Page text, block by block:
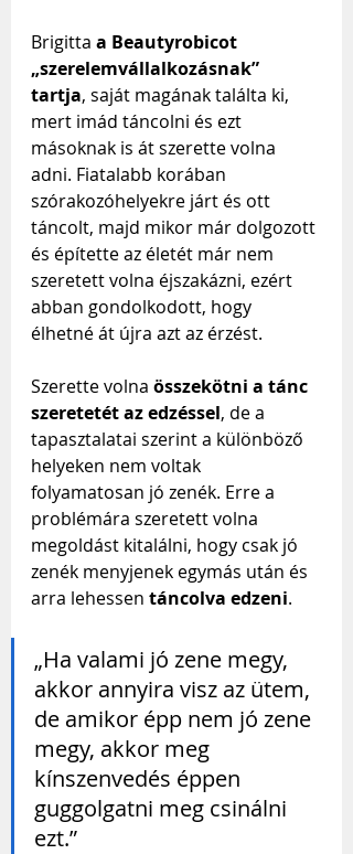
Brigitta a Beautyrobicot
„szerelemvállalkozásnak”
tartja, saját magának találta ki,
mert imád táncolni és ezt
másoknak is át szerette volna
adni. Fiatalabb korában
szórakozóhelyekre járt és ott
táncolt, majd mikor már dolgozott
és építette az életét már nem
szeretett volna éjszakázni, ezért
abban gondolkodott, hogy
élhetné át újra azt az érzést.
Szerette volna összekötni a tánc
szeretetét az edzéssel, de a
tapasztalatai szerint a különböző
helyeken nem voltak
folyamatosan jó zenék. Erre a
problémára szeretett volna
megoldást kitalálni, hogy csak jó
zenék menyjenek egymás után és
arra lehessen táncolva edzeni.
„Ha valami jó zene megy,
akkor annyira visz az ütem,
de amikor épp nem jó zene
megy, akkor meg
kínszenvedés éppen
guggolgatni meg csinálni
ezt.”